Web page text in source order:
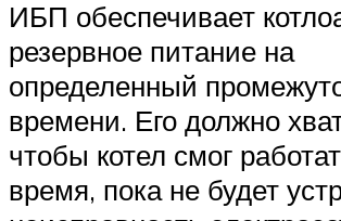
ИБП обеспечивает
резервное питание на
определенный
времени. Его должно
чтобы котел смог
время, пока не будет